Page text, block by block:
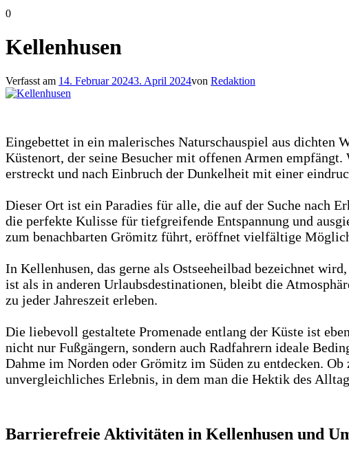
0
Kellenhusen
Verfasst am 14. Februar 20243. April 2024von Redaktion
Eingebettet in ein malerisches Naturschauspiel aus dichten
Küstenort, der seine Besucher mit offenen Armen
erstreckt und nach Einbruch der Dunkelheit mit einer
Dieser Ort ist ein Paradies für alle, die auf der Suche nach
die perfekte Kulisse für tiefgreifende Entspannung und
zum benachbarten Grömitz führt, eröffnet vielfältige
In Kellenhusen, das gerne als Ostseeheilbad bezeichnet
ist als in anderen Urlaubsdestinationen, bleibt die
zu jeder Jahreszeit erleben.
Die liebevoll gestaltete Promenade entlang der Küste ist
nicht nur Fußgängern, sondern auch Radfahrern ideale
Dahme im Norden oder Grömitz im Süden zu entdecken.
unvergleichliches Erlebnis, in dem man die Hektik des
Barrierefreie Aktivitäten in Kellenhusen und